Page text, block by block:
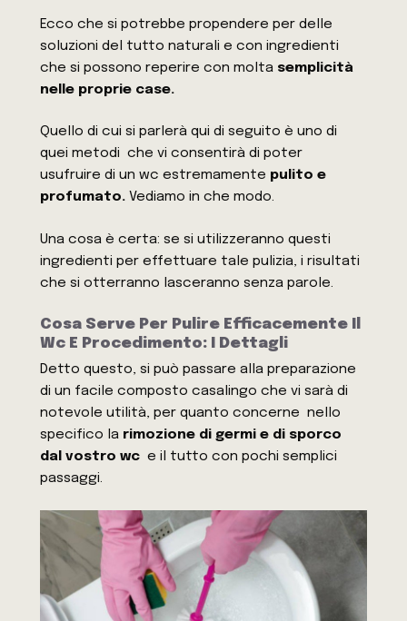
Ecco che si potrebbe propendere per delle
soluzioni del tutto naturali e con ingredienti
che si possono reperire con molta semplicità
nelle proprie case.
Quello di cui si parlerà qui di seguito è uno di
quei metodi che vi consentirà di poter
usufruire di un wc estremamente pulito e
profumato. Vediamo in che modo.
Una cosa è certa: se si utilizzeranno questi
ingredienti per effettuare tale pulizia, i risultati
che si otterranno lasceranno senza parole.
Cosa Serve Per Pulire Efficacemente Il
Wc E Procedimento: I Dettagli
Detto questo, si può passare alla preparazione
di un facile composto casalingo che vi sarà di
notevole utilità, per quanto concerne nello
specifico la rimozione di germi e di sporco
dal vostro wc e il tutto con pochi semplici
passaggi.